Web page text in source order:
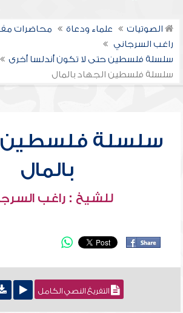
الصوتيات علماء ودعاة
محاضرات
راغب السرجاني
سلسلة فلسطين حتى لا تكون أندلسا أخرى
سلسلة فلسطين الجهاد بالمال
سلسلة فلسطين
بالمال
للشيخ : راغب
التفريغ النصي الكامل